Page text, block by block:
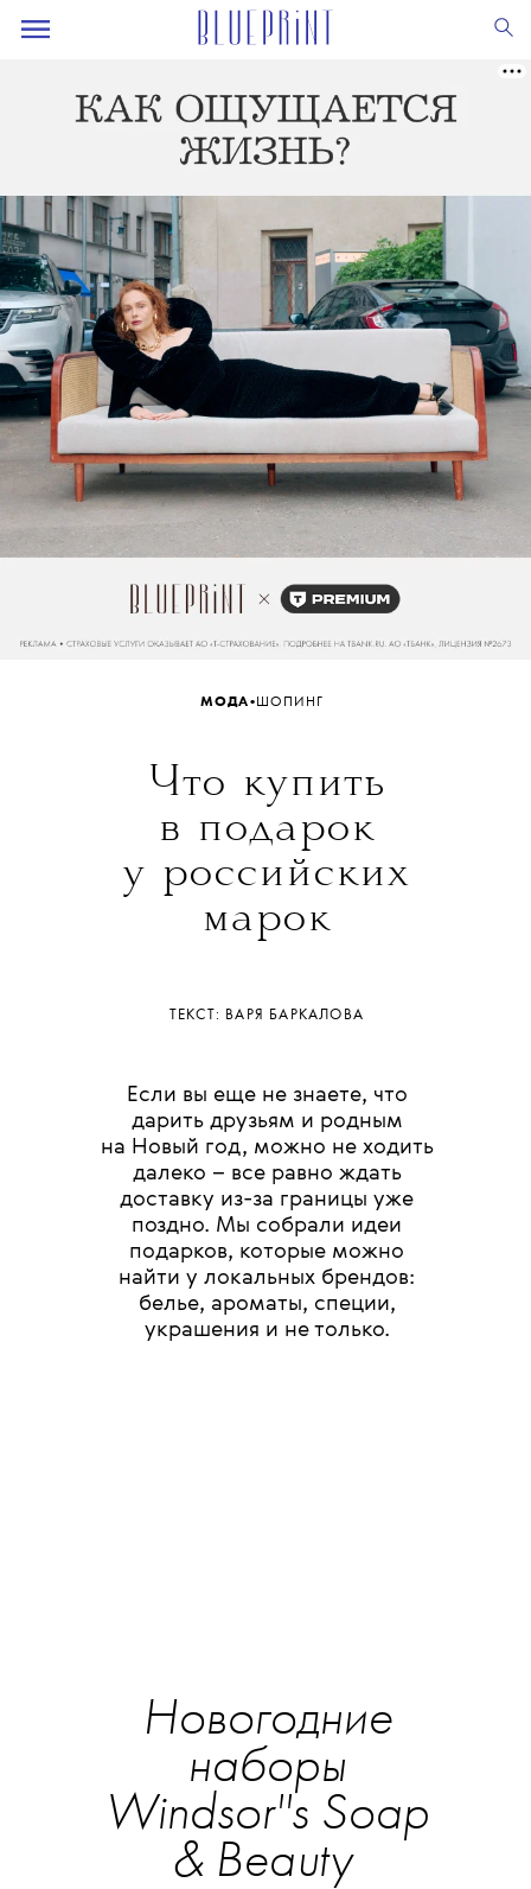
МОДА•ШОПИНГ
Что купить
в подарок
у российских
марок
ТЕКСТ: ВАРЯ БАРКАЛОВА
Если вы еще не знаете, что
дарить друзьям и родным
на Новый год, можно не ходить
далеко – все равно ждать
доставку из-за границы уже
поздно. Мы собрали идеи
подарков, которые можно
найти у локальных брендов:
белье, ароматы, специи,
украшения и не только.
Новогодние
наборы
Windsor''s Soap
& Beauty